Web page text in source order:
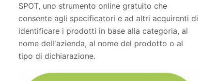
SPOT, uno strumento online gratuito che
consente agli specificatori e ad altri acquirenti di
identificare i prodotti in base alla categoria, al
nome dell'azienda, al nome del prodotto o al
tipo di dichiarazione.